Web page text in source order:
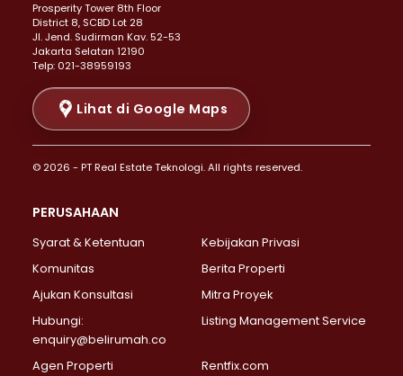
Properti Dijual di Menteng >
Properti Dijual di Senen >
Properti Dijual di Tanah Abang >
Properti Dijual di Cikini >
Properti Dijual di Kramat >
Properti Dijual di Pasar Baru >
Properti Dijual di Bendungan Hilir >
Properti Dijual di Jakarta Selatan >
Properti Dijual di Lebak Bulus >
Properti Dijual di Gandaria Selatan >
Properti Dijual di Pondok Labu >
Properti Dijual di Lenteng Agung >
Properti Dijual di Senayan >
Properti Dijual di Pondok Pinang >
Prosperity Tower 8th Floor
District 8, SCBD Lot 28
JI. Jend. Sudirman Kav. 52-53
Jakarta Selatan 12190
Telp: 021-38959193
Lihat di Google Maps
© 2026 - PT Real Estate Teknologi. All rights reserved.
PERUSAHAAN
Syarat & Ketentuan
Kebijakan Privasi
Komunitas
Berita Properti
Ajukan Konsultasi
Mitra Proyek
Hubungi:
enquiry@belirumah.co
Listing Management Service
Agen Properti Rentfix.com